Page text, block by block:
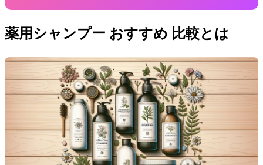
薬用シャンプー おすすめ 比較とは